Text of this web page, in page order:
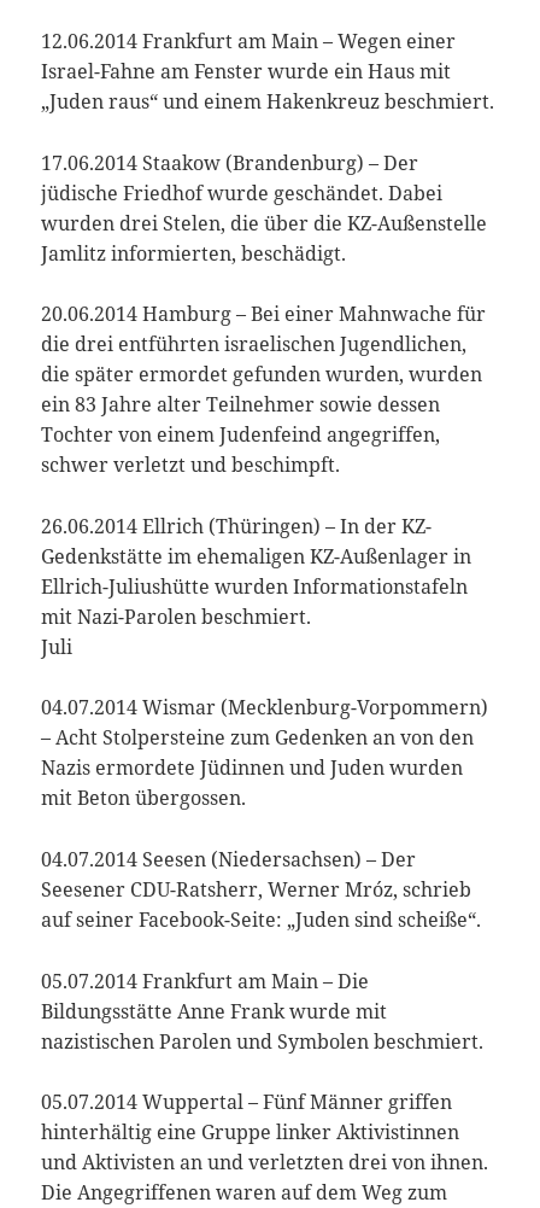
12.06.2014 Frankfurt am Main – Wegen einer
Israel-Fahne am Fenster wurde ein Haus mit
„Juden raus“ und einem Hakenkreuz beschmiert.
17.06.2014 Staakow (Brandenburg) – Der
jüdische Friedhof wurde geschändet. Dabei
wurden drei Stelen, die über die KZ-Außenstelle
Jamlitz informierten, beschädigt.
20.06.2014 Hamburg – Bei einer Mahnwache für
die drei entführten israelischen Jugendlichen,
die später ermordet gefunden wurden, wurden
ein 83 Jahre alter Teilnehmer sowie dessen
Tochter von einem Judenfeind angegriffen,
schwer verletzt und beschimpft.
26.06.2014 Ellrich (Thüringen) – In der KZ-
Gedenkstätte im ehemaligen KZ-Außenlager in
Ellrich-Juliushütte wurden Informationstafeln
mit Nazi-Parolen beschmiert.
Juli
04.07.2014 Wismar (Mecklenburg-Vorpommern)
– Acht Stolpersteine zum Gedenken an von den
Nazis ermordete Jüdinnen und Juden wurden
mit Beton übergossen.
04.07.2014 Seesen (Niedersachsen) – Der
Seesener CDU-Ratsherr, Werner Mróz, schrieb
auf seiner Facebook-Seite: „Juden sind scheiße“.
05.07.2014 Frankfurt am Main – Die
Bildungsstätte Anne Frank wurde mit
nazistischen Parolen und Symbolen beschmiert.
05.07.2014 Wuppertal – Fünf Männer griffen
hinterhältig eine Gruppe linker Aktivistinnen
und Aktivisten an und verletzten drei von ihnen.
Die Angegriffenen waren auf dem Weg zum